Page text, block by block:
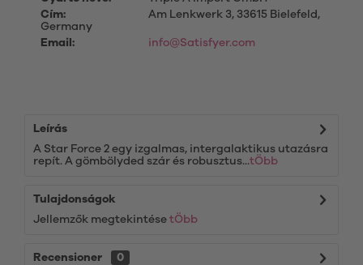
Cím:
Am Lenkwerk 3, 33615 Bielefeld,
Germany
Email:
info@Satisfyer.com
Leírás
A Star Force 2 egy izgalmas, intergalaktikus utazásra
repít. A gömbölyded szár és robusztus...tÖbb
Tulajdonságok
Jellemzők megtekintése tÖbb
Recensioner
0